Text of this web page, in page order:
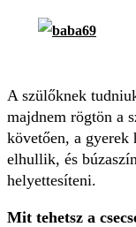
A szülőknek
majdnem rögtön a
követően, a gyerek
elhullik, és
helyettesíteni.
Mit tehetsz a